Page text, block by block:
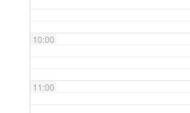
10:00
11:00